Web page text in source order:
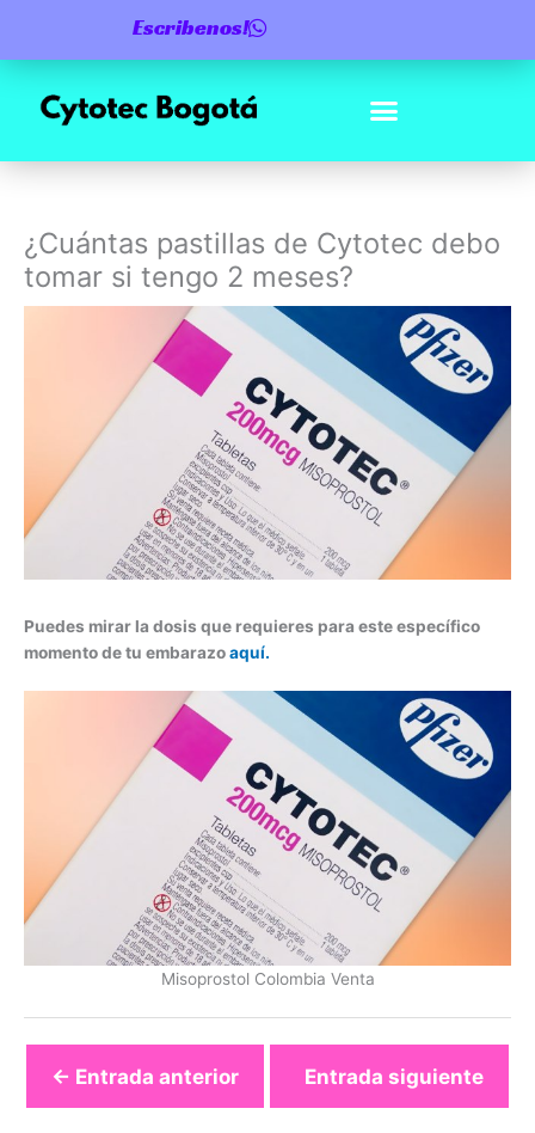
contenido
Escribenos!
¿Cuántas pastillas de Cytotec debo
tomar si tengo 2 meses?
Puedes mirar la dosis que requieres para este específico
momento de tu embarazoaquí.
Misoprostol Colombia Venta
← Entrada anterior
Entrada siguiente